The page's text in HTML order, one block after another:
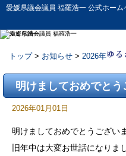
愛媛県議会議員 福羅浩一 公式ホーム
トップ> お知らせ > 2026年
明けましておめでとう
2026年01月01日
明けましておめでとうございま
旧年中は大変お世話になりま